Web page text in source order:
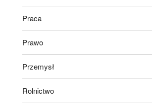
Praca
Prawo
Przemysł
Rolnictwo